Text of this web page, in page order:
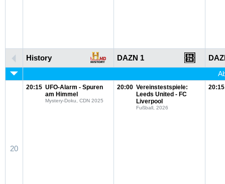
History DAZN 1
20
20:15 UFO-Alarm - Spuren
am Himmel
Mystery-Doku, CDN 2025
20:00 Vereinstestspiele:
Leeds United - FC
Liverpool
Fußball, 2026
20:15